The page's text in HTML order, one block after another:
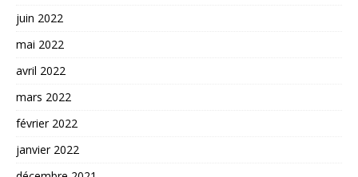
juin 2022
mai 2022
avril 2022
mars 2022
février 2022
janvier 2022